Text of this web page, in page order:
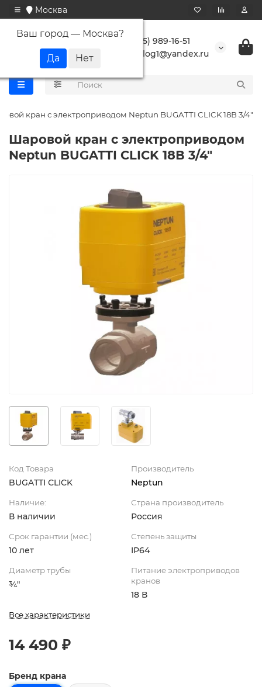
Москва
Ваш город — Москва?
+7 (495) 989-16-51
buranlog1@yandex.ru
кран с электроприводом Neptun BUGATTI CLICK 18В 3/4"
Шаровой кран с электроприводом
Neptun BUGATTI CLICK 18В 3/4"
Код Товара
BUGATTI CLICK
Производитель
Neptun
Наличие:
В наличии
Страна производитель
Россия
Срок гарантии (мес.)
10 лет
Степень защиты
IP64
Диаметр трубы
¾"
Питание электроприводов
кранов
18 В
Все характеристики
14 490 ₽
Бренд крана